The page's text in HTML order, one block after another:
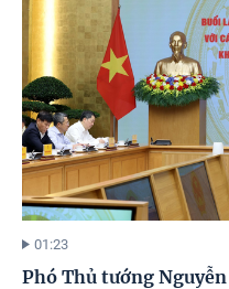
01:23
Phó Thủ tướng